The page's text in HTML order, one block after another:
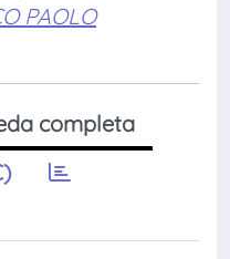
PAOLO
completa